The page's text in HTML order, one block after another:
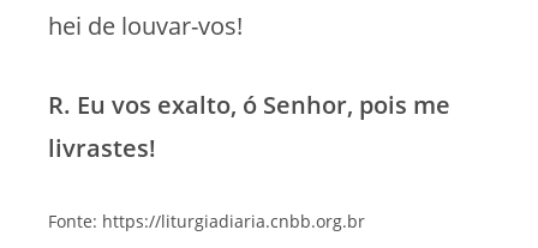
hei de louvar-vos!
R. Eu vos exalto, ó Senhor, pois me
livrastes!
Fonte: https://liturgiadiaria.cnbb.org.br